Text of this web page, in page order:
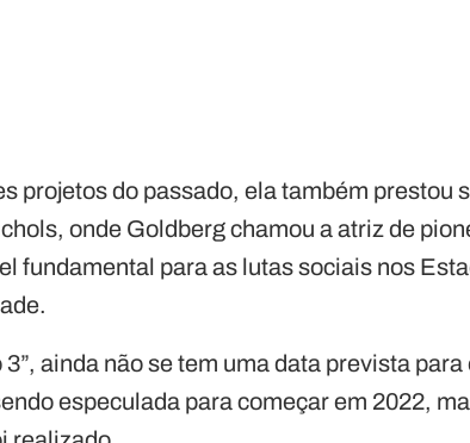
projetos do passado, ela também prestou
onde Goldberg chamou a atriz de
fundamental para as lutas sociais nos
ainda não se tem uma data prevista para
especulada para começar em 2022,